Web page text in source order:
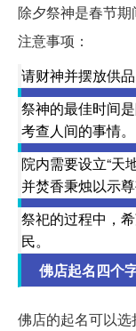
除夕祭神是春节
注意事项：
请财神并摆放供
祭神的最佳时间
考查人间的事情。
院内需要设立“天
并焚香秉烛以示尊
祭祀的过程中，
民。
佛店起名四个
佛店的起名可以选